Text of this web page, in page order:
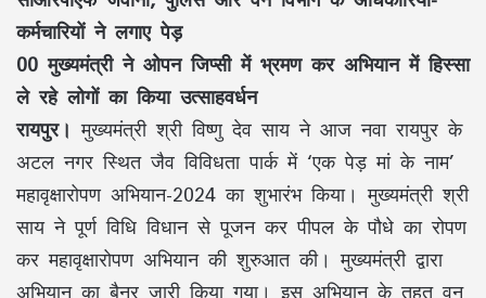
कर्मचारियों ने लगाए पेड़
00 मुख्यमंत्री ने ओपन जिप्सी में भ्रमण कर अभियान में हिस्सा
ले रहे लोगों का किया उत्साहवर्धन
रायपुर। मुख्यमंत्री श्री विष्णु देव साय ने आज नवा रायपुर के
अटल नगर स्थित जैव विविधता पार्क में ‘एक पेड़ मां के नाम’
महावृक्षारोपण अभियान-2024 का शुभारंभ किया। मुख्यमंत्री श्री
साय ने पूर्ण विधि विधान से पूजन कर पीपल के पौधे का रोपण
कर महावृक्षारोपण अभियान की शुरुआत की। मुख्यमंत्री द्वारा